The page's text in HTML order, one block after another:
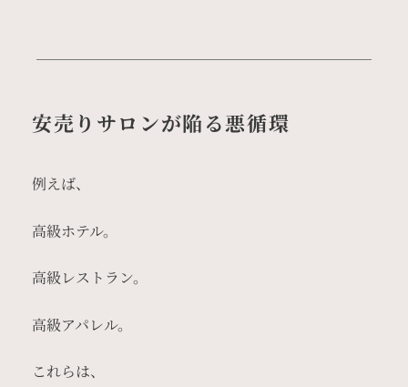
安売りサロンが陥る悪循環
例えば、
高級ホテル。
高級レストラン。
高級アパレル。
これらは、